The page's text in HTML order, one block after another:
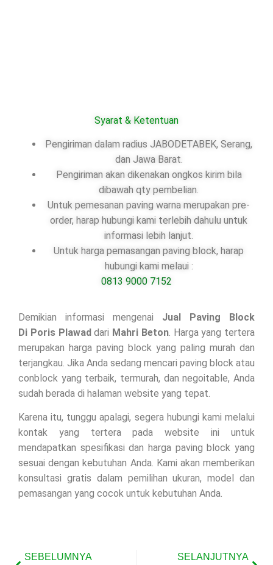
Syarat & Ketentuan
Pengiriman dalam radius JABODETABEK, Serang,
dan Jawa Barat.
Pengiriman akan dikenakan ongkos kirim bila
dibawah qty pembelian.
Untuk pemesanan paving warna merupakan pre-
order, harap hubungi kami terlebih dahulu untuk
informasi lebih lanjut.
Untuk harga pemasangan paving block, harap
hubungi kami melaui :
0813 9000 7152
Demikian informasi mengenai Jual Paving Block
Di Poris Plawaddari Mahri Beton. Harga yang tertera
merupakan harga paving block yang paling murah dan
terjangkau. Jika Anda sedang mencari paving block atau
conblock yang terbaik, termurah, dan negoitable, Anda
sudah berada di halaman website yang tepat.
Karena itu, tunggu apalagi, segera hubungi kami melalui
kontak yang tertera pada website ini untuk
mendapatkan spesifikasi dan harga paving block yang
sesuai dengan kebutuhan Anda. Kami akan memberikan
konsultasi gratis dalam pemilihan ukuran, model dan
pemasangan yang cocok untuk kebutuhan Anda.
SEBELUMNYA SELANJUTNYA